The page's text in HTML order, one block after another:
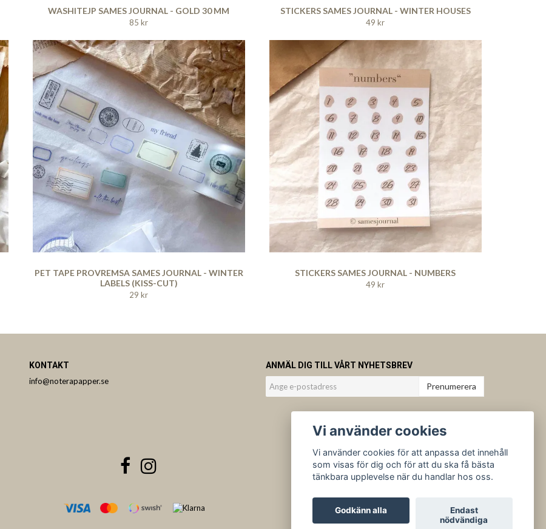
WASHITEJP SAMES JOURNAL - GOLD 30 MM
85 kr
STICKERS SAMES JOURNAL - WINTER HOUSES
49 kr
PET TAPE PROVREMSA SAMES JOURNAL - WINTER
LABELS (KISS-CUT)
29 kr
STICKERS SAMES JOURNAL - NUMBERS
49 kr
KONTAKT
info@noterapapper.se
ANMÄL DIG TILL VÅRT NYHETSBREV
Prenumerera
Vi använder cookies
Vi använder cookies för att anpassa det innehåll
som visas för dig och för att du ska få bästa
tänkbara upplevelse när du handlar hos oss.
Godkänn alla
Endast
nödvändiga